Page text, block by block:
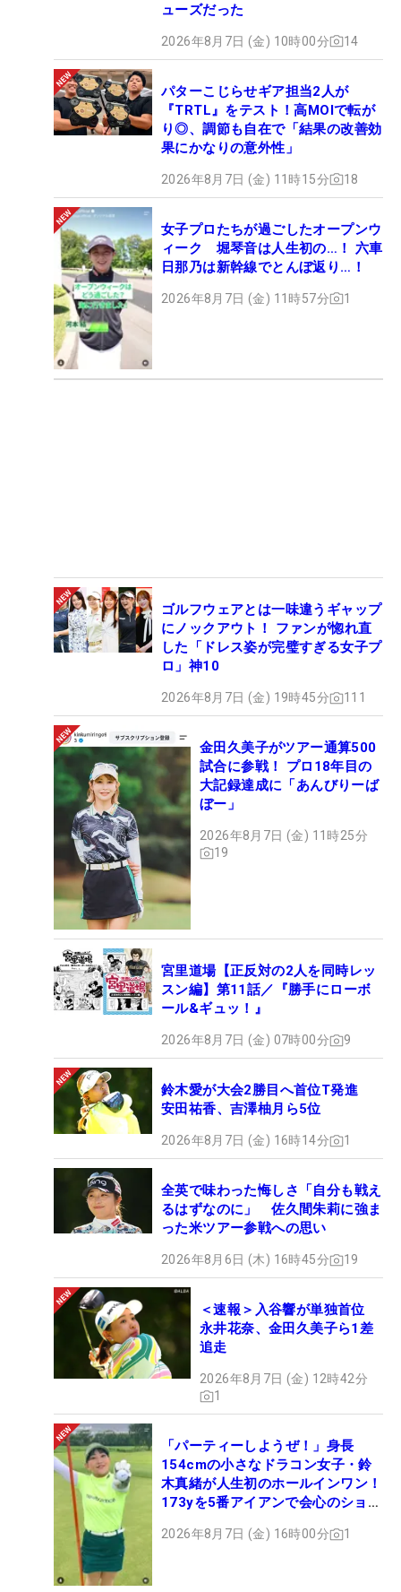
ューズだった
2026年8月7日 (金) 10時00分 14
パターこじらせギア担当2人が
『TRTL』をテスト！高MOIで転が
り◎、調節も自在で「結果の改善効
果にかなりの意外性」
2026年8月7日 (金) 11時15分 18
女子プロたちが過ごしたオープンウ
ィーク 堀琴音は人生初の…！ 六車
日那乃は新幹線でとんぼ返り…！
2026年8月7日 (金) 11時57分 1
ゴルフウェアとは一味違うギャップ
にノックアウト！ ファンが惚れ直
した「ドレス姿が完璧すぎる女子プ
ロ」神10
2026年8月7日 (金) 19時45分 111
金田久美子がツアー通算500
試合に参戦！ プロ18年目の
大記録達成に「あんびりーば
ぼー」
2026年8月7日 (金) 11時25分
19
宮里道場【正反対の2人を同時レッ
スン編】第11話／『勝手にローボ
ール&ギュッ！』
2026年8月7日 (金) 07時00分 9
鈴木愛が大会2勝目へ首位T発進
安田祐香、吉澤柚月ら5位
2026年8月7日 (金) 16時14分 1
全英で味わった悔しさ「自分も戦え
るはずなのに」 佐久間朱莉に強ま
った米ツアー参戦への思い
2026年8月6日 (木) 16時45分 19
＜速報＞入谷響が単独首位
永井花奈、金田久美子ら1差
追走
2026年8月7日 (金) 12時42分
1
「パーティーしようぜ！」身長
154cmの小さなドラコン女子・鈴
木真緒が人生初のホールインワン！
173yを5番アイアンで会心のショッ
2026年8月7日 (金) 16時00分 1